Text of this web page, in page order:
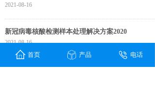
2021-08-16
新冠病毒核酸检测样本处理解决方案2020
2021-08-16
游离核酸保存管说明书
首页 产品 电话